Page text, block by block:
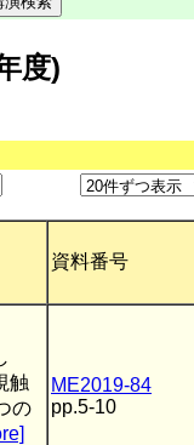
度)
資料番号
触
の
ME2019-84
pp.5-10